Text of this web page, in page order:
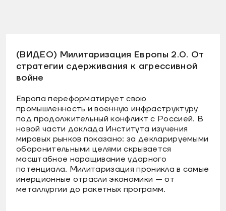
(ВИДЕО) Милитаризация Европы 2.0. От
стратегии сдерживания к агрессивной
войне
Европа переформатирует свою
промышленность и военную инфраструктуру
под продолжительный конфликт с Россией. В
новой части доклада Института изучения
мировых рынков показано: за декларируемыми
оборонительными целями скрывается
масштабное наращивание ударного
потенциала. Милитаризация проникла в самые
инерционные отрасли экономики — от
металлургии до ракетных программ.